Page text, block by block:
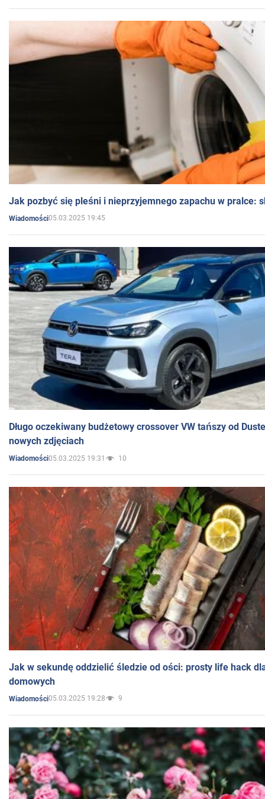
Jak pozbyć się pleśni i nieprzyjemnego zapachu w pralce:
Wiadomości05.03.2025 19:45
Długo oczekiwany budżetowy crossover VW tańszy od
nowych zdjęciach
Wiadomości05.03.2025 19:31 10
Jak w sekundę oddzielić śledzie od ości: prosty life hack
domowych
Wiadomości05.03.2025 19:28 9